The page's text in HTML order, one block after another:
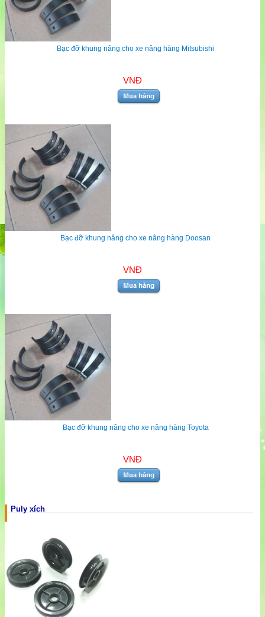
Bạc đỡ khung nâng cho xe nâng hàng Mitsubishi
VNĐ
Bạc đỡ khung nâng cho xe nâng hàng Doosan
VNĐ
Bạc đỡ khung nâng cho xe nâng hàng Toyota
VNĐ
Puly xích